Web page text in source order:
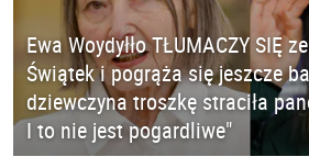
Ewa Woydyłło TŁUMACZY SIĘ
Świątek i pogrąża się jeszcze
dziewczyna troszkę straciła
I to nie jest pogardliwe"